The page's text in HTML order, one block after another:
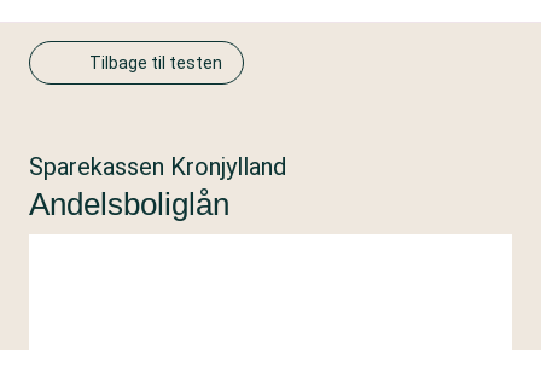
Tilbage til testen
Sparekassen Kronjylland
Andelsboliglån